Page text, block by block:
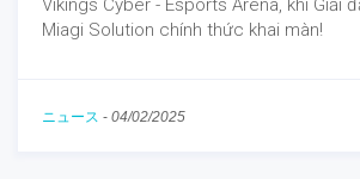
Vikings Cyber - Esports Arena, khi Giải
Miagi Solution chính thức khai màn!
ニュース - 04/02/2025